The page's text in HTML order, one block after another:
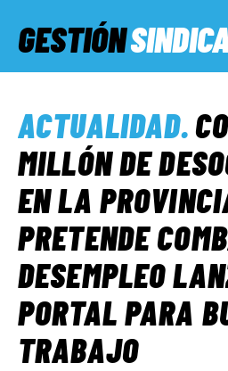
GESTIÓN
SERVICIOS SOCIALES
INFORMES ESPECIALES
FUERA DE MEGÁFONO
EL LADO «G»
ACTUALIDAD.
MILLÓN DE
EN LA
PRETENDE
DESEMPLEO
PORTAL PARA
TRABAJO